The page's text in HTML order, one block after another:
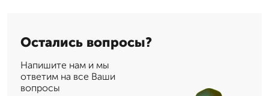
Остались вопросы?
Напишите нам и мы
ответим на все Ваши
вопросы